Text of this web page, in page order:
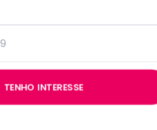
TENHO INTERESSE